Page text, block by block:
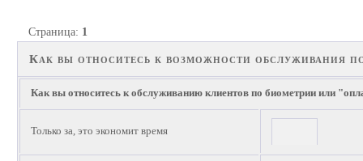
Как вы относитесь к возможности обслуживания
Страница: 1
Как вы относитесь к обслуживанию клиентов по биометрии или
Только за, это экономит время